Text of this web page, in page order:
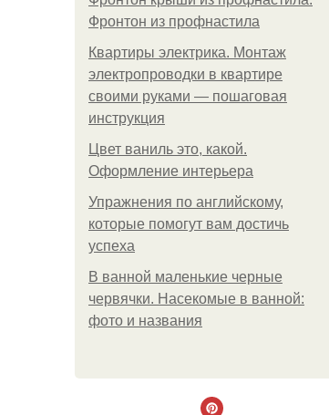
Фронтон из профнастила
Квартиры электрика. Монтаж
электропроводки в квартире
своими руками — пошаговая
инструкция
Цвет ваниль это, какой.
Оформление интерьера
Упражнения по английскому,
которые помогут вам достичь
успеха
В ванной маленькие черные
червячки. Насекомые в ванной:
фото и названия